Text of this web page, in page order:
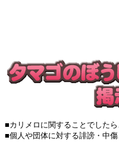
■カリメロに関することでしたら
■個人や団体に対する誹謗・中